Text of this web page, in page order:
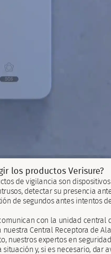
los productos Verisure?
de vigilancia son
detectar su presencia
de segundos antes intentos
con la unidad central
Central Receptora de
nuestros expertos en
y, si es necesario, dar